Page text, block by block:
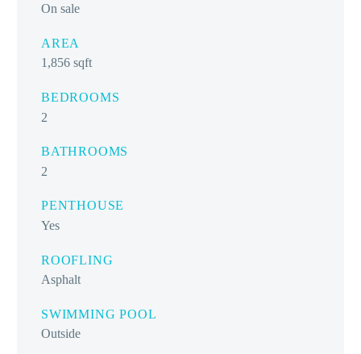
On sale
AREA
1,856 sqft
BEDROOMS
2
BATHROOMS
2
PENTHOUSE
Yes
ROOFLING
Asphalt
SWIMMING POOL
Outside